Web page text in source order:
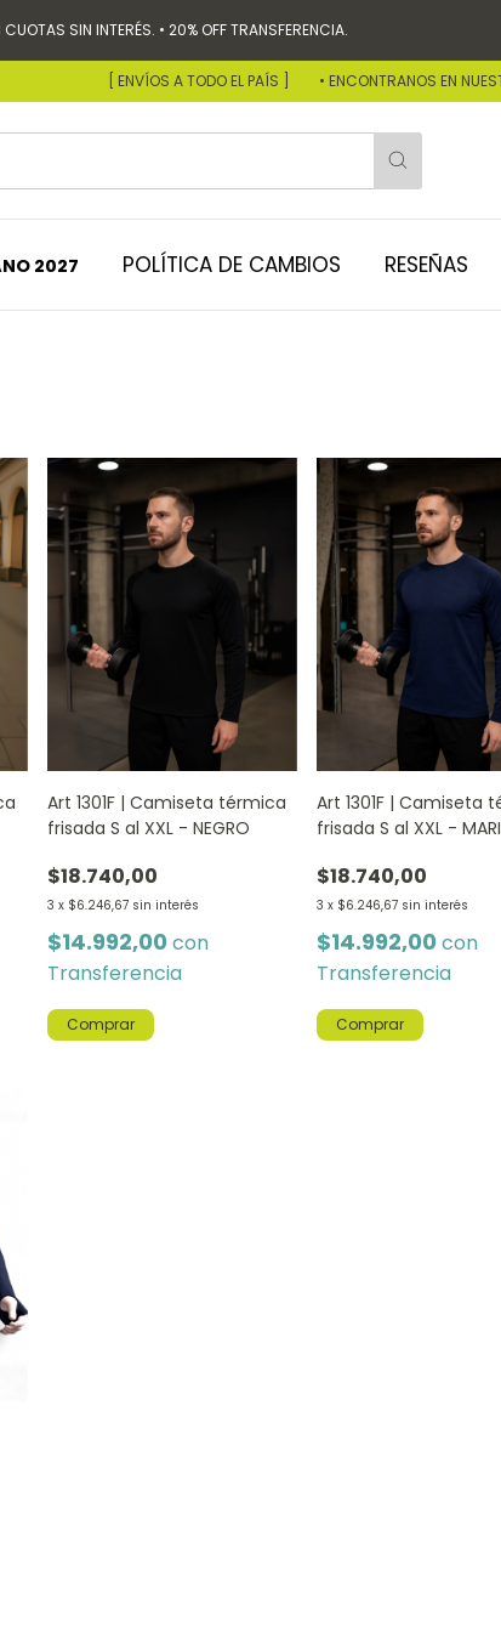
CUOTAS SIN INTERÉS. • 20% OFF TRANSFERENCIA.
[ ENVÍOS A TODO EL PAÍS ] • ENCONTRANOS EN
POLÍTICA DE CAMBIOS RESEÑAS
Art 1301F | Camiseta térmica
frisada S al XXL - NEGRO
$18.740,00
3 x $6.246,67 sin interés
$14.992,00 con
Transferencia
Comprar
Art 1301F | Camiseta
frisada S al XXL -
$18.740,00
3 x $6.246,67 sin interés
$14.992,00con
Transferencia
Comprar